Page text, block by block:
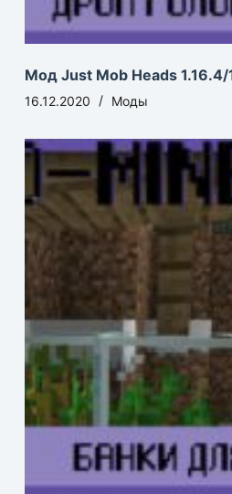
Мод Just Mob Heads 1.16.4/
16.12.2020 Моды